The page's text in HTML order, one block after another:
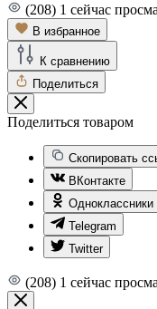
(208) 1 сейчас
В избранное
К сравнению
Поделиться
Поделиться товаром
Скопировать
ВКонтакте
Одноклассники
Telegram
Twitter
(208) 1 сейчас